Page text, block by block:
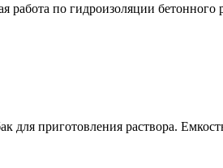
по гидроизоляции бетонного
для приготовления раствора.